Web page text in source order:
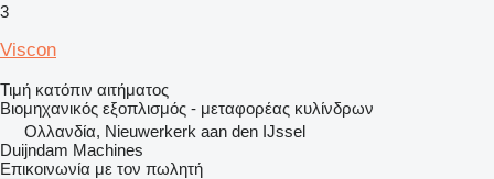
3
Viscon
Τιμή κατόπιν αιτήματος
Βιομηχανικός εξοπλισμός - μεταφορέας κυλίνδρων
Ολλανδία, Nieuwerkerk aan den IJssel
Duijndam Machines
Επικοινωνία με τον πωλητή